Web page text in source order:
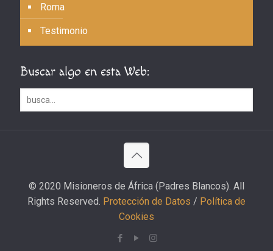
Roma
Testimonio
Buscar algo en esta Web:
© 2020 Misioneros de África (Padres Blancos). All
Rights Reserved. Protección de Datos / Política de
Cookies